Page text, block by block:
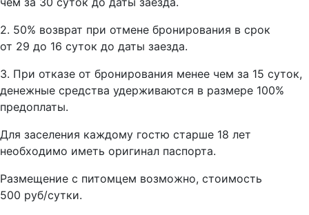
2. 50% возврат при отмене бронирования в срок
от 29 до 16 суток до даты заезда.
3. При отказе от бронирования менее чем за 15 суток,
денежные средства удерживаются в размере 100%
предоплаты.
Для заселения каждому гостю старше 18 лет
необходимо иметь оригинал паспорта.
Размещение с питомцем возможно, стоимость
500 руб/сутки.